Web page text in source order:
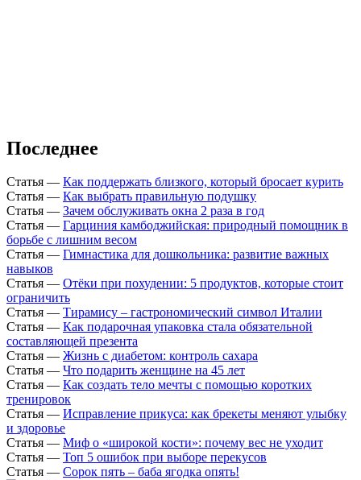
Последнее
Статья — Как поддержать близкого, который бросает курить
Статья — Как выбрать правильную подушку
Статья — Зачем обслуживать окна 2 раза в год
Статья — Гарциния камбоджийская: природный помощник в
борьбе с лишним весом
Статья — Гимнастика для дошкольника: развитие важных
навыков
Статья — Отёки при похудении: 5 продуктов, которые стоит
ограничить
Статья — Тирамису – гастрономический символ Италии
Статья — Как подарочная упаковка стала обязательной
составляющей презента
Статья — Жизнь с диабетом: контроль сахара
Статья — Что подарить женщине на 45 лет
Статья — Как создать тело мечты с помощью коротких
тренировок
Статья — Исправление прикуса: как брекеты меняют улыбку
и здоровье
Статья — Миф о «широкой кости»: почему вес не уходит
Статья — Топ 5 ошибок при выборе перекусов
Статья — Сорок пять – баба ягодка опять!